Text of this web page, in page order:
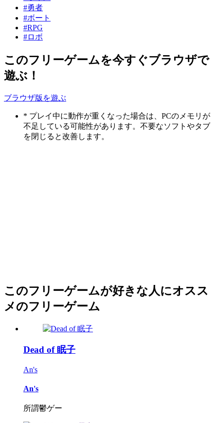
#勇者
#ボート
#RPG
#ロボ
このフリーゲームを今すぐブラウザで
遊ぶ！
ブラウザ版を遊ぶ
* プレイ中に動作が重くなった場合は、PCのメモリが
不足している可能性があります。不要なソフトやタブ
を閉じると改善します。
このフリーゲームが好きな人にオスス
メのフリーゲーム
Dead of 眠子
An's
An's
所謂鬱ゲー